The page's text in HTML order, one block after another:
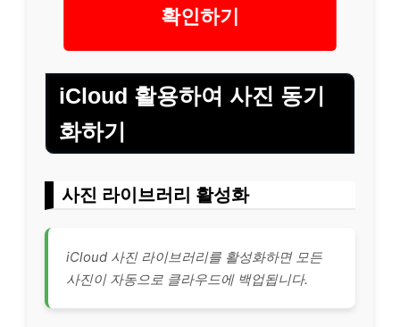
확인하기
iCloud 활용하여 사진 동기
화하기
사진 라이브러리 활성화
iCloud 사진 라이브러리를 활성화하면 모든
사진이 자동으로 클라우드에 백업됩니다.